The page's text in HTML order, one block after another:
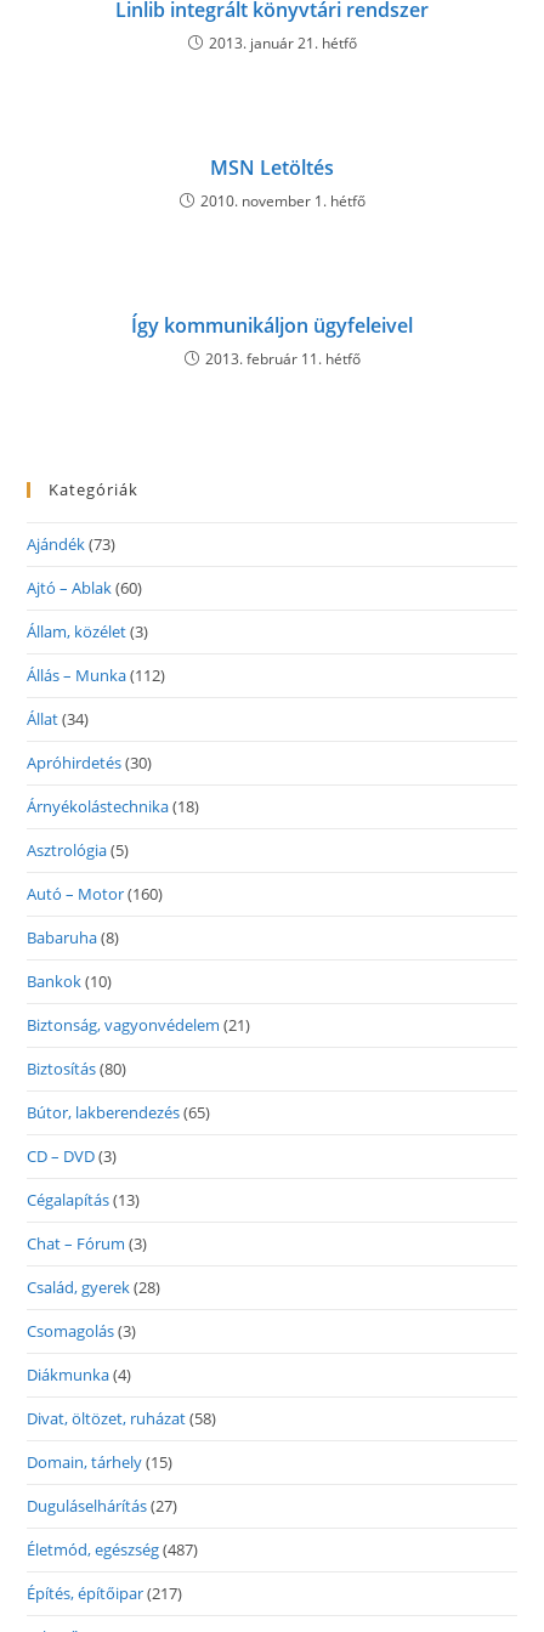
Linlib integrált könyvtári rendszer
2013. január 21. hétfő
MSN Letöltés
2010. november 1. hétfő
Így kommunikáljon ügyfeleivel
2013. február 11. hétfő
Kategóriák
Ajándék(73)
Ajtó – Ablak(60)
Állam, közélet(3)
Állás – Munka(112)
Állat(34)
Apróhirdetés(30)
Árnyékolástechnika(18)
Asztrológia(5)
Autó – Motor(160)
Babaruha(8)
Bankok(10)
Biztonság, vagyonvédelem (21)
Biztosítás(80)
Bútor, lakberendezés(65)
CD – DVD(3)
Cégalapítás(13)
Chat – Fórum (3)
Család, gyerek(28)
Csomagolás(3)
Diákmunka(4)
Divat, öltözet, ruházat(58)
Domain, tárhely(15)
Duguláselhárítás(27)
Életmód, egészség(487)
Építés, építőipar(217)